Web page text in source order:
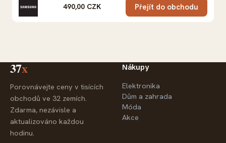
490,00 CZK Přejít do obchodu
37x
Porovnávejte ceny v tisících
obchodů ve 32 zemích.
Zdarma, nezávisle a
aktualizováno každou
hodinu.
Nákupy
Elektronika
Dům a zahrada
Móda
Akce